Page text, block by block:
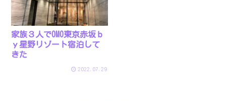
家族３人でOMO東京赤坂ｂ
ｙ星野リゾート宿泊して
きた
2022.07.29